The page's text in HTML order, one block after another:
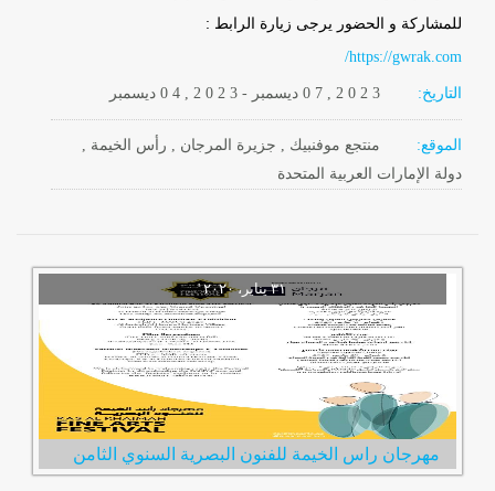
للمشاركة و الحضور يرجى زيارة الرابط :
https://gwrak.com/
التاريخ: ديسمبر 0 4 , 2 0 2 3- ديسمبر 0 7 , 2 0 2 3
الموقع:
منتجع موفنبيك , جزيرة المرجان , رأس الخيمة ,
دولة الإمارات العربية المتحدة
‏٣١ يناير، ٢٠٢٠‏ ‏'‏
مهرجان راس الخيمة للفنون البصرية السنوي الثامن